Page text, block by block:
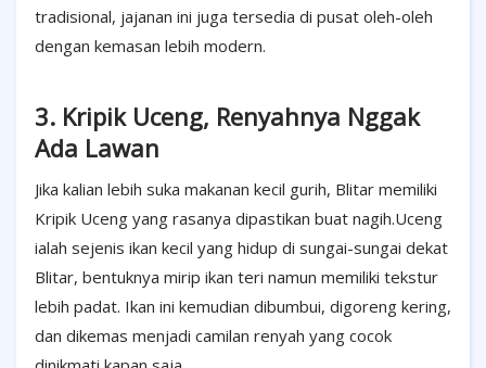
tradisional, jajanan ini juga tersedia di pusat oleh-oleh
dengan kemasan lebih modern.
3. Kripik Uceng, Renyahnya Nggak
Ada Lawan
Jika kalian lebih suka makanan kecil gurih, Blitar memiliki
Kripik Uceng yang rasanya dipastikan buat nagih.Uceng
ialah sejenis ikan kecil yang hidup di sungai-sungai dekat
Blitar, bentuknya mirip ikan teri namun memiliki tekstur
lebih padat. Ikan ini kemudian dibumbui, digoreng kering,
dan dikemas menjadi camilan renyah yang cocok